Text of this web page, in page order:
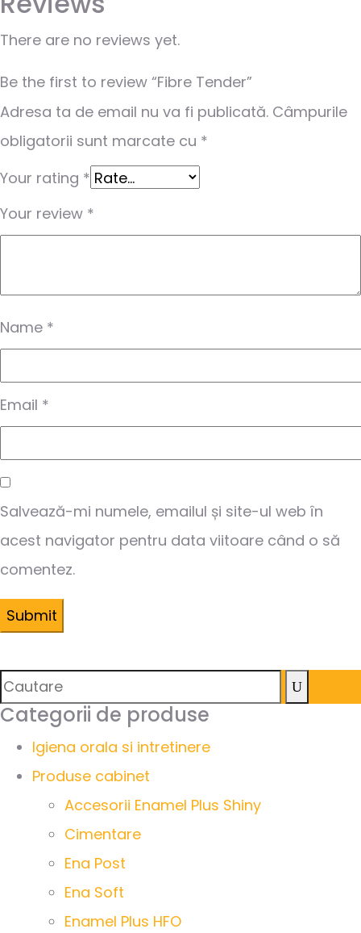
There are no reviews yet.
Be the first to review “Fibre Tender”
Adresa ta de email nu va fi publicată. Câmpurile
obligatorii sunt marcate cu *
Your rating *
Your review *
Name *
Email *
Salvează-mi numele, emailul și site-ul web în
acest navigator pentru data viitoare când o să
comentez.
Categorii de produse
Igiena orala si intretinere
Produse cabinet
Accesorii Enamel Plus Shiny
Cimentare
Ena Post
Ena Soft
Enamel Plus HFO